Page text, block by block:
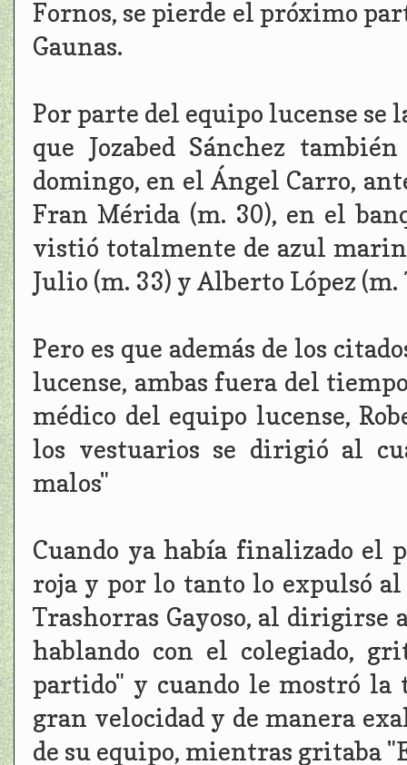
Fornos, se pierde el próximo
Gaunas.
Por parte del equipo lucense se
que Jozabed Sánchez
domingo, en el Ángel Carro,
Fran Mérida (m. 30), en el
vistió totalmente de azul
Julio (m. 33) y Alberto López (m.
Pero es que además de los
lucense, ambas fuera del
médico del equipo lucense,
los vestuarios se dirigió al
malos"
Cuando ya había finalizado el
roja y por lo tanto lo expulsó al
Trashorras Gayoso, al dirigirse
hablando con el colegiado,
partido" y cuando le mostró la
gran velocidad y de manera
de su equipo, mientras gritaba